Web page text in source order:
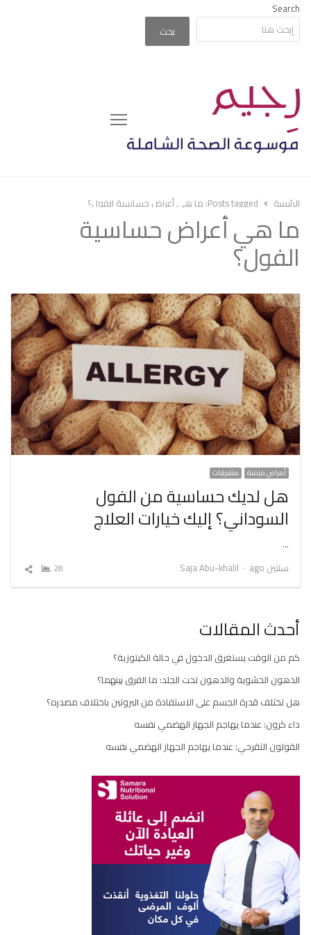
Search
بحث
Menu
الرئيسة Posts tagged: ما هي أعراض حساسية الفول؟
ما هي أعراض حساسية
الفول؟
أمراض مزمنة متفرقات
هل لديك حساسية من الفول
السوداني؟ إليك خيارات العلاج
…
سنتين ago
Author
Saja Abu-khalil
28
شارك
أحدث المقالات
كم من الوقت يستغرق الدخول في حالة الكيتوزية؟
الدهون الحشوية والدهون تحت الجلد: ما الفرق بينهما؟
هل تختلف قدرة الجسم على الاستفادة من البروتين باختلاف مصدره؟
داء كرون: عندما يهاجم الجهاز الهضمي نفسه
القولون التقرحي: عندما يهاجم الجهاز الهضمي نفسه